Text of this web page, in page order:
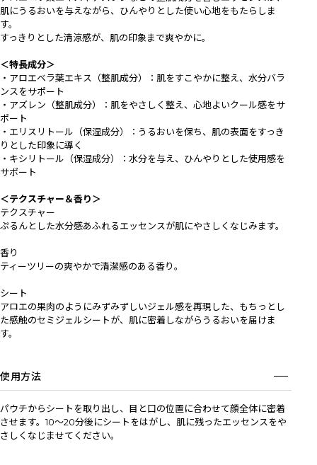
肌にうるおいを与えながら、ひんやりとした使い心地をもたらしま
す。
すっきりとした清涼感が、肌の印象まで爽やかに。
＜特長成分＞
・アロエベラ葉エキス（整肌成分）：肌をすこやかに整え、水分バラ
ンスをサポート
・アズレン（整肌成分）：肌をやさしく整え、心地よいクール感をサ
ポート
・エリスリトール（保湿成分）：うるおいを保ち、肌の表面をすっき
りとした印象に導く
・キシリトール（保湿成分）：水分を与え、ひんやりとした使用感を
サポート
＜テクスチャー＆香り＞
テクスチャー
ぷるんとした水分感あふれるエッセンスが肌にやさしくなじみます。
香り
ティーツリーの爽やかで清潔感のある香り。
シート
アロエの果肉のようにみずみずしいジェル感を再現した、もちっとし
た感触のセミジェルシートが、肌に密着しながらうるおいを届けま
す。
使用方法
パウチからシートを取り出し、目と口の位置に合わせて顔全体に密着
させます。10〜20分後にシートをはがし、肌に残ったエッセンスをや
さしくなじませてください。